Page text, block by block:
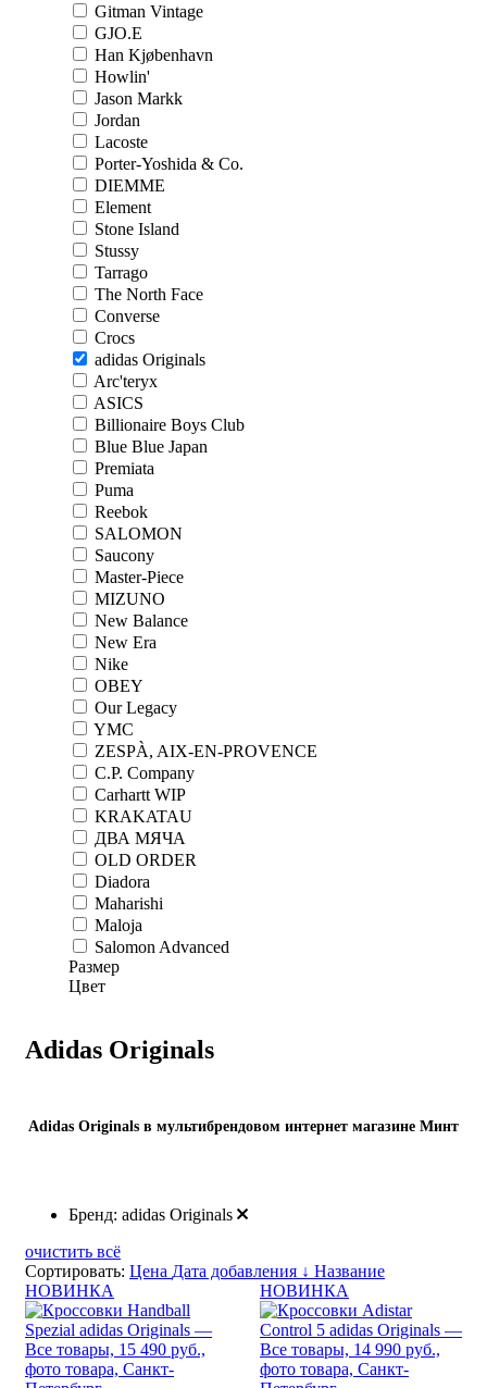
Gitman Vintage
GJO.E
Han Kjøbenhavn
Howlin'
Jason Markk
Jordan
Lacoste
Porter-Yoshida & Co.
DIEMME
Element
Stone Island
Stussy
Tarrago
The North Face
Converse
Crocs
adidas Originals
Arc'teryx
ASICS
Billionaire Boys Club
Blue Blue Japan
Premiata
Puma
Reebok
SALOMON
Saucony
Master-Piece
MIZUNO
New Balance
New Era
Nike
OBEY
Our Legacy
YMC
ZESPÀ, AIX-EN-PROVENCE
C.P. Company
Carhartt WIP
KRAKATAU
ДВА МЯЧА
OLD ORDER
Diadora
Maharishi
Maloja
Salomon Advanced
Размер
Цвет
Adidas Originals
Adidas Originals в мультибрендовом интернет магазине Минт
Бренд: adidas Originals
очистить всё
Сортировать: Цена Дата добавления ↓ Название
НОВИНКА
НОВИНКА